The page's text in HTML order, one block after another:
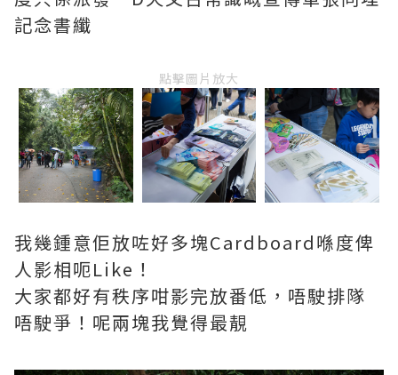
記念書纖
點擊圖片放大
我幾鍾意佢放咗好多塊Cardboard喺度俾
人影相呃Like！
大家都好有秩序咁影完放番低，唔駛排隊
唔駛爭！呢兩塊我覺得最靚